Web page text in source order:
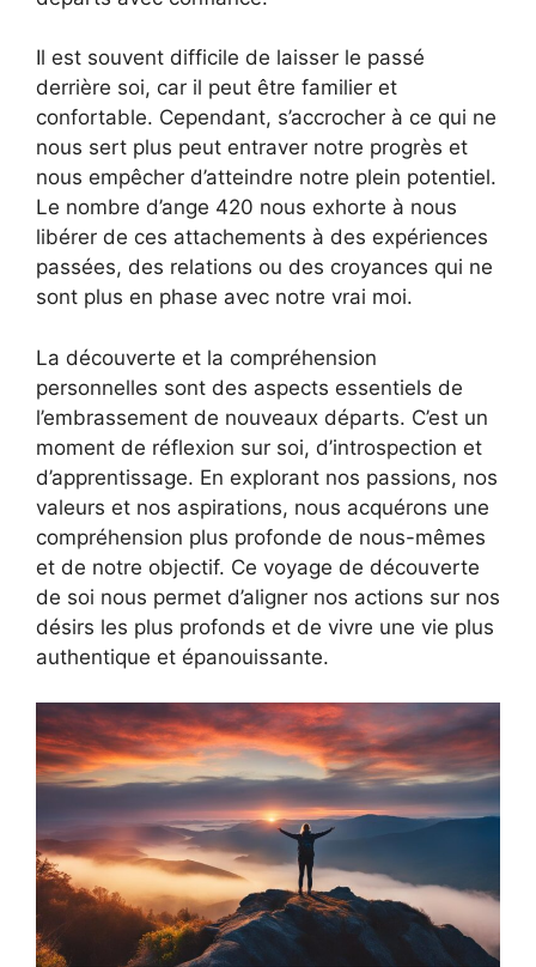
Il est souvent difficile de laisser le passé
derrière soi, car il peut être familier et
confortable. Cependant, s’accrocher à ce qui ne
nous sert plus peut entraver notre progrès et
nous empêcher d’atteindre notre plein potentiel.
Le nombre d’ange 420 nous exhorte à nous
libérer de ces attachements à des expériences
passées, des relations ou des croyances qui ne
sont plus en phase avec notre vrai moi.
La découverte et la compréhension
personnelles sont des aspects essentiels de
l’embrassement de nouveaux départs. C’est un
moment de réflexion sur soi, d’introspection et
d’apprentissage. En explorant nos passions, nos
valeurs et nos aspirations, nous acquérons une
compréhension plus profonde de nous-mêmes
et de notre objectif. Ce voyage de découverte
de soi nous permet d’aligner nos actions sur nos
désirs les plus profonds et de vivre une vie plus
authentique et épanouissante.